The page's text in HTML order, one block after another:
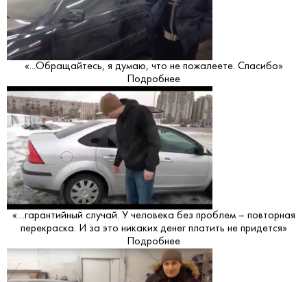
«...Обращайтесь, я думаю, что не пожалеете. Спасибо»
Подробнее
«…гарантийный случай. У человека без проблем – повторная
перекраска. И за это никаких денег платить не придется»
Подробнее